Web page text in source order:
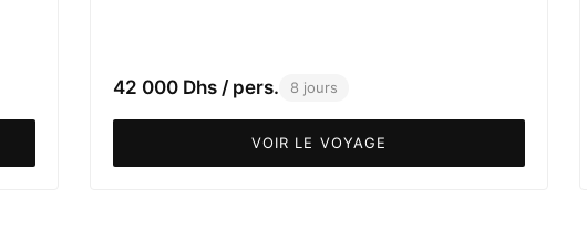
42 000 Dhs / pers. 8 jours
VOIR LE VOYAGE